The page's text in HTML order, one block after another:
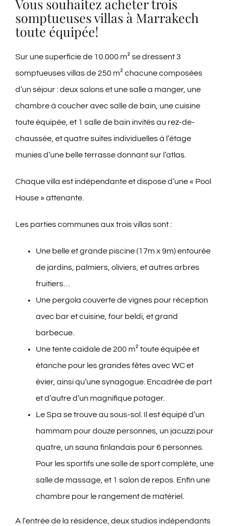
News
CONTACT
SUR ALLOJ
Vous souhaitez acheter trois
somptueuses villas à Marrakech
toute équipée!
Sur une superficie de 10.000 m² se dressent 3
somptueuses villas de 250 m² chacune composées
d’un séjour : deux salons et une salle a manger, une
chambre à coucher avec salle de bain, une cuisine
toute équipée, et 1 salle de bain invités au rez-de-
chaussée, et quatre suites individuelles à l’étage
munies d’une belle terrasse donnant sur l’atlas.
Chaque villa est indépendante et dispose d’une « Pool
House » attenante.
Les parties communes aux trois villas sont :
Une belle et grande piscine (17m x 9m) entourée
de jardins, palmiers, oliviers, et autres arbres
fruitiers…
Une pergola couverte de vignes pour réception
avec bar et cuisine, four beldi, et grand
barbecue.
Une tente caidale de 200 m² toute équipée et
étanche pour les grandes fêtes avec WC et
évier, ainsi qu’une synagogue. Encadrée de part
et d’autre d’un magnifique potager.
Le Spa se trouve au sous-sol. Il est équipé d’un
hammam pour douze personnes, un jacuzzi pour
quatre, un sauna finlandais pour 6 personnes.
Pour les sportifs une salle de sport complète, une
salle de massage, et 1 salon de repos. Enfin une
chambre pour le rangement de matériel.
A l’entrée de la résidence, deux studios indépendants